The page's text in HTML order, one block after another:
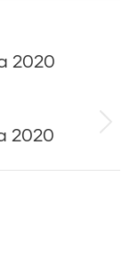
2020
2020